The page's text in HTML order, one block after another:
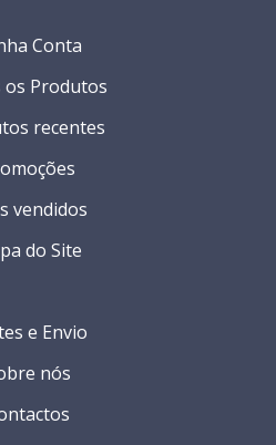
e Envio
nós
Conta
os Produtos
recentes
vendidos
do Site